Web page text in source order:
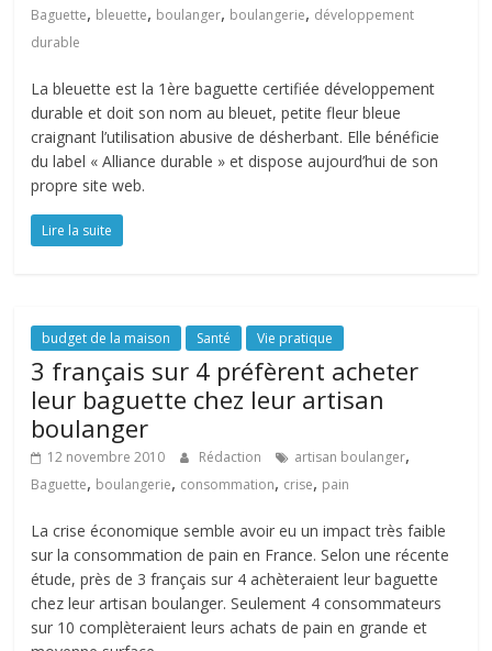
Baguette, bleuette, boulanger, boulangerie, développement
durable
La bleuette est la 1ère baguette certifiée développement
durable et doit son nom au bleuet, petite fleur bleue
craignant l’utilisation abusive de désherbant. Elle bénéficie
du label « Alliance durable » et dispose aujourd’hui de son
propre site web.
Lire la suite
budget de la maison Santé Vie pratique
3 français sur 4 préfèrent acheter
leur baguette chez leur artisan
boulanger
12 novembre 2010 Rédaction artisan boulanger,
Baguette, boulangerie, consommation, crise, pain
La crise économique semble avoir eu un impact très faible
sur la consommation de pain en France. Selon une récente
étude, près de 3 français sur 4 achèteraient leur baguette
chez leur artisan boulanger. Seulement 4 consommateurs
sur 10 complèteraient leurs achats de pain en grande et